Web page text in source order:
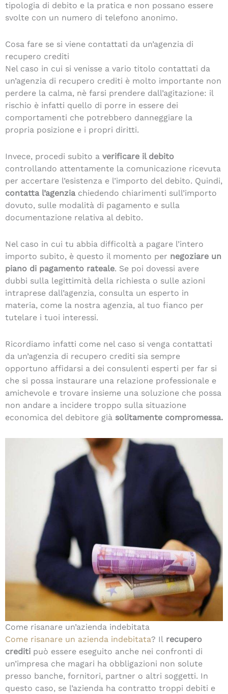
tipologia di debito e la pratica e non possano essere
svolte con un numero di telefono anonimo.
Cosa fare se si viene contattati da un’agenzia di
recupero crediti
Nel caso in cui si venisse a vario titolo contattati da
un’agenzia di recupero crediti è molto importante non
perdere la calma, nè farsi prendere dall’agitazione: il
rischio è infatti quello di porre in essere dei
comportamenti che potrebbero danneggiare la
propria posizione e i propri diritti.
Invece, procedi subito a verificare il debito
controllando attentamente la comunicazione ricevuta
per accertare l’esistenza e l’importo del debito. Quindi,
contatta l’agenzia chiedendo chiarimenti sull’importo
dovuto, sulle modalità di pagamento e sulla
documentazione relativa al debito.
Nel caso in cui tu abbia difficoltà a pagare l’intero
importo subito, è questo il momento per negoziare un
piano di pagamento rateale. Se poi dovessi avere
dubbi sulla legittimità della richiesta o sulle azioni
intraprese dall’agenzia, consulta un esperto in
materia, come la nostra agenzia, al tuo fianco per
tutelare i tuoi interessi.
Ricordiamo infatti come nel caso si venga contattati
da un’agenzia di recupero crediti sia sempre
opportuno affidarsi a dei consulenti esperti per far si
che si possa instaurare una relazione professionale e
amichevole e trovare insieme una soluzione che possa
non andare a incidere troppo sulla situazione
economica del debitore già solitamente compromessa.
Come risanare un’azienda indebitata
Come risanare un azienda indebitata? Il recupero
crediti può essere eseguito anche nei confronti di
un’impresa che magari ha obbligazioni non solute
presso banche, fornitori, partner o altri soggetti. In
questo caso, se l’azienda ha contratto troppi debiti e